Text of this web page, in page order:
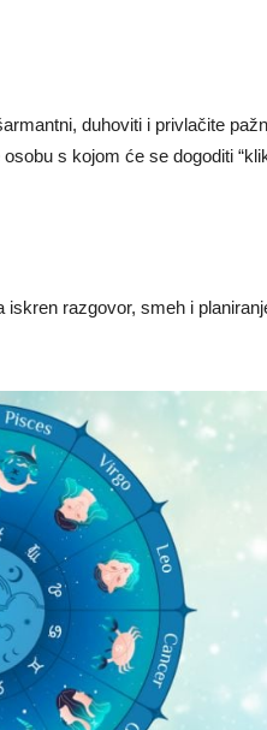
duhoviti i privlačite
s kojom će se dogoditi
razgovor, smeh i